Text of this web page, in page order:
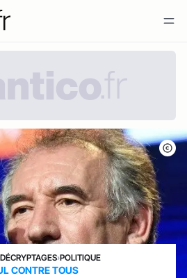
DÉCRYPTAGES›POLITIQUE
CONTRE TOUS